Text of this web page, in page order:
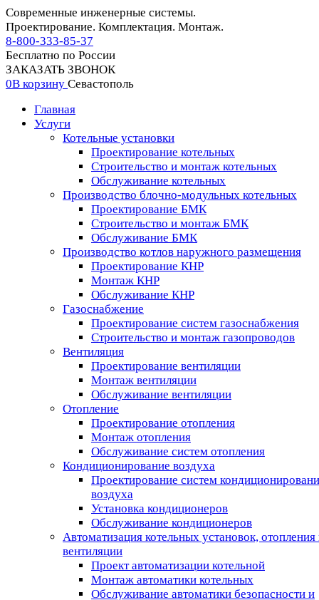
Современные инженерные системы.
Проектирование. Комплектация. Монтаж.
8-800-333-85-37
Бесплатно по России
ЗАКАЗАТЬ ЗВОНОК
0В корзину Севастополь
Главная
Услуги
Котельные установки
Проектирование котельных
Строительство и монтаж котельных
Обслуживание котельных
Производство блочно-модульных котельных
Проектирование БМК
Строительство и монтаж БМК
Обслуживание БМК
Производство котлов наружного размещения
Проектирование КНР
Монтаж КНР
Обслуживание КНР
Газоснабжение
Проектирование систем газоснабжения
Строительство и монтаж газопроводов
Вентиляция
Проектирование вентиляции
Монтаж вентиляции
Обслуживание вентиляции
Отопление
Проектирование отопления
Монтаж отопления
Обслуживание систем отопления
Кондиционирование воздуха
Проектирование систем
воздуха
Установка кондиционеров
Обслуживание кондиционеров
Автоматизация котельных установок, отопления
вентиляции
Проект автоматизации котельной
Монтаж автоматики котельных
Обслуживание автоматики безопасности и